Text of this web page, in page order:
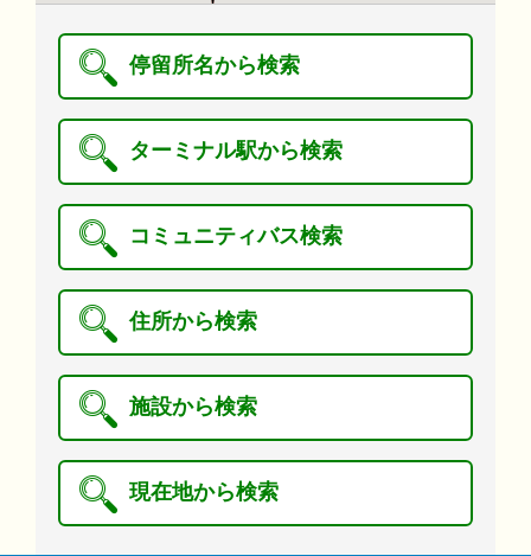
停留所名から検索
ターミナル駅から検索
コミュニティバス検索
住所から検索
施設から検索
現在地から検索